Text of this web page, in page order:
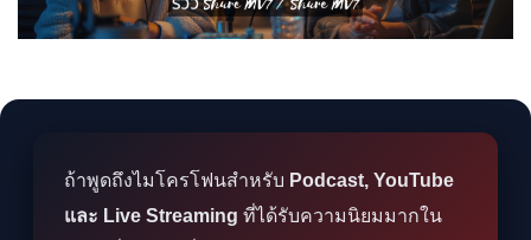
ถ้าพูดถึงไมโครโฟนสำหรับ Podcast, YouTube
และ Live Streaming ที่ได้รับความนิยมมากใน